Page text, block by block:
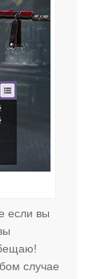
если вы
случае